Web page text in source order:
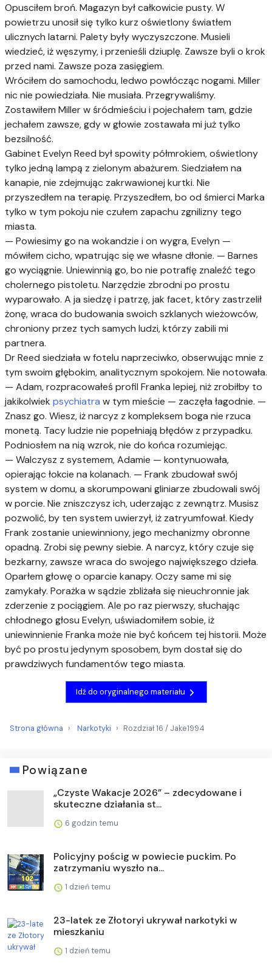
Opusciłem broń. Magazyn był całkowicie pusty. W
powietrzu unosił się tylko kurz oświetlony światłem
ulicznych latarni. Palety były wyczyszczone. Musieli
wiedzieć, iż węszymy, i przenieśli dziuplę. Zawsze byli o krok
przed nami. Zawsze poza zasięgiem.
Wróciłem do samochodu, ledwo powłócząc nogami. Miller
nic nie powiedziała. Nie musiała. Przegrywaliśmy.
Zostawiłem Miller w śródmieściu i pojechałem tam, gdzie
jechałem zawsze, gdy w głowie zostawała mi już tylko
bezsilność.
Gabinet Evelyn Reed był spowity półmrokiem, oświetlony
tylko jedną lampą z zielonym abażurem. Siedziałem na
kanapie, nie zdejmując zakrwawionej kurtki. Nie
przyszedłem na terapię. Przyszedłem, bo od śmierci Marka
tylko w tym pokoju nie czułem zapachu zgnilizny tego
miasta.
— Powiesimy go na wokandzie i on wygra, Evelyn —
mówiłem cicho, wpatrując się we własne dłonie. — Barnes
go wyciągnie. Uniewinnią go, bo nie potrafię znaleźć tego
cholernego pistoletu. Narzędzie zbrodni po prostu
wyparowało. A ja siedzę i patrzę, jak facet, który zastrzelił
żonę, wraca do budowania swoich szklanych wieżowców,
chroniony przez tych samych ludzi, którzy zabili mi
partnera.
Dr Reed siedziała w fotelu naprzeciwko, obserwując mnie z
tym swoim głębokim, analitycznym spokojem. Nie notowała.
— Adam, rozpracowałeś profil Franka lepiej, niż zrobiłby to
jakikolwiek psychiatra w tym mieście — zaczęła łagodnie. —
Znasz go. Wiesz, iż narcyz z kompleksem boga nie rzuca
monetą. Tacy ludzie nie popełniają błędów z przypadku.
Podniosłem na nią wzrok, nie do końca rozumiejąc.
— Walczysz z systemem, Adamie — kontynuowała,
opierając łokcie na kolanach. — Frank zbudował swój
system w domu, a skorumpowani gliniarze zbudowali swój
w porcie. Nie zniszczysz ich, uderzając z zewnątrz. Musisz
pozwolić, by ten system uwierzył, iż zatryumfował. Kiedy
Frank zostanie uniewinniony, jego mechanizmy obronne
opadną. Zrobi się pewny siebie. A narcyz, który czuje się
bezkarny, zawsze wraca do swojego największego dzieła.
Oparłem głowę o oparcie kanapy. Oczy same mi się
zamykały. Porażka w sądzie zbliżała się nieuchronnie jak
zderzenie z pociągiem. Ale po raz pierwszy, słuchając
chłodnego głosu Evelyn, uświadomiłem sobie, iż
uniewinnienie Franka może nie być końcem tej historii. Może
być po prostu jedynym sposobem, bym dostał się do
prawdziwych fundamentów tego miasta.
Idź do oryginalnego materiału
Strona główna Narkotyki Rozdział 16 / Jake1994
Powiązane
„Czyste Wakacje 2026” – zdecydowane i
skuteczne działania st...
6 godzin temu
Policyjny pościg w powiecie puckim. Po
zatrzymaniu wyszło na...
1 dzień temu
23-latek ze Złotoryi ukrywał narkotyki w
mieszkaniu
1 dzień temu